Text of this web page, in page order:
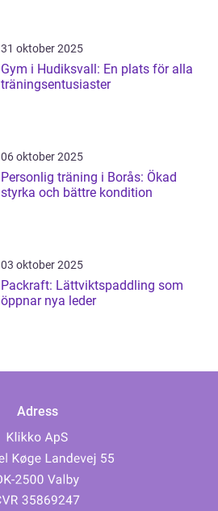
31 oktober 2025
Gym i Hudiksvall: En plats för alla
träningsentusiaster
06 oktober 2025
Personlig träning i Borås: Ökad
styrka och bättre kondition
03 oktober 2025
Packraft: Lättviktspaddling som
öppnar nya leder
Adress